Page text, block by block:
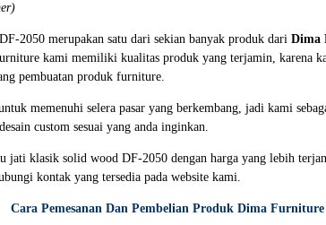
2050 merupakan satu dari sekian banyak produk dari Dima
kami memiliki kualitas produk yang terjamin, karena
pembuatan produk furniture.
memenuhi selera pasar yang berkembang, jadi kami
custom sesuai yang anda inginkan.
jati klasik solid wood DF-2050 dengan harga yang lebih
kontak yang tersedia pada website kami.
Cara Pemesanan Dan Pembelian Produk Dima Furniture